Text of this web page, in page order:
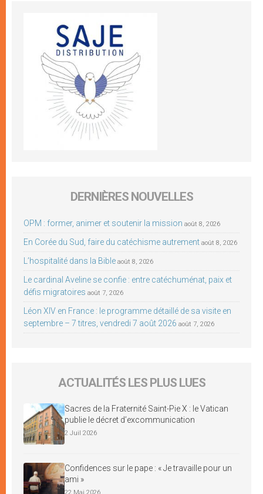
DERNIÈRES NOUVELLES
OPM : former, animer et soutenir la mission août 8, 2026
En Corée du Sud, faire du catéchisme autrement août 8, 2026
L’hospitalité dans la Bible août 8, 2026
Le cardinal Aveline se confie : entre catéchuménat, paix et
défis migratoires août 7, 2026
Léon XIV en France : le programme détaillé de sa visite en
septembre – 7 titres, vendredi 7 août 2026 août 7, 2026
ACTUALITÉS LES PLUS LUES
Sacres de la Fraternité Saint-Pie X : le Vatican
publie le décret d’excommunication
2 Juil 2026
Confidences sur le pape : « Je travaille pour un
ami »